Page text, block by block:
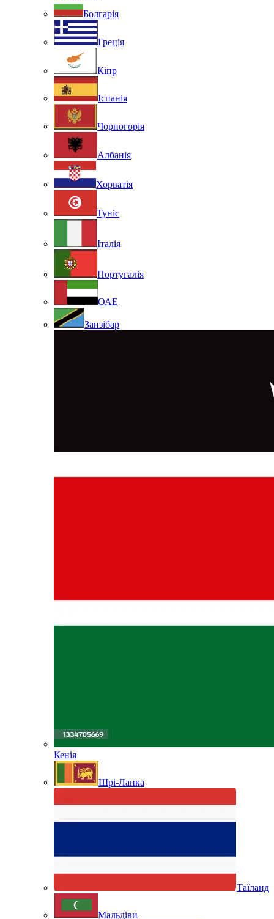
Болгарія
Греція
Кіпр
Іспанія
Чорногорія
Албанія
Хорватія
Туніс
Італія
Португалія
ОАЕ
Занзібар
Кенія
Шрі-Ланка
Таїланд
Мальдіви